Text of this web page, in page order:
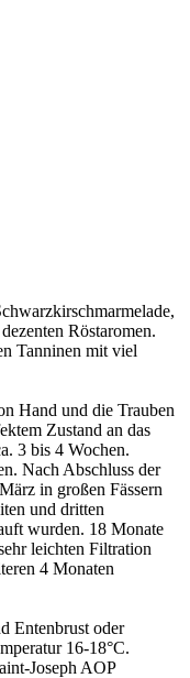
Röstaromen.
Tanninen mit viel
Hand und die Trauben
Zustand an das
3 bis 4 Wochen.
Nach Abschluss der
in großen Fässern
und dritten
wurden. 18 Monate
leichten Filtration
4 Monaten
Entenbrust oder
16-18°C.
Joseph AOP